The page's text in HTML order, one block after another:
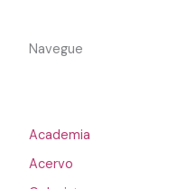
Navegue
Academia
Acervo